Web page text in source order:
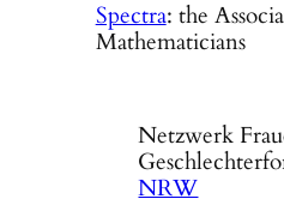
Spectra: the
Mathematicians
Netzwerk
NRW